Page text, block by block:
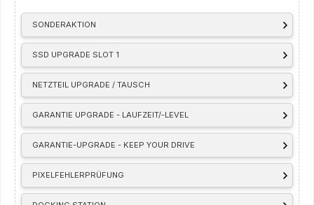
SONDERAKTION
SSD UPGRADE SLOT 1
NETZTEIL UPGRADE / TAUSCH
GARANTIE UPGRADE - LAUFZEIT/-LEVEL
GARANTIE-UPGRADE - KEEP YOUR DRIVE
PIXELFEHLERPRÜFUNG